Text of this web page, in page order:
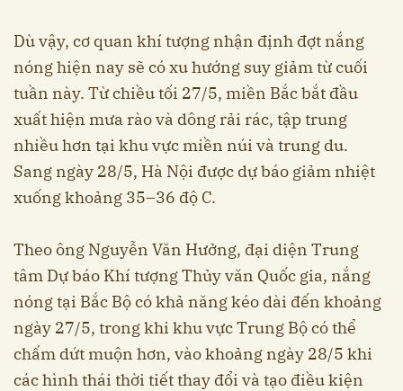
Dù vậy, cơ quan khí tượng nhận định đợt nắng
nóng hiện nay sẽ có xu hướng suy giảm từ cuối
tuần này. Từ chiều tối 27/5, miền Bắc bắt đầu
xuất hiện mưa rào và dông rải rác, tập trung
nhiều hơn tại khu vực miền núi và trung du.
Sang ngày 28/5, Hà Nội được dự báo giảm nhiệt
xuống khoảng 35–36 độ C.
Theo ông Nguyễn Văn Hưởng, đại diện Trung
tâm Dự báo Khí tượng Thủy văn Quốc gia, nắng
nóng tại Bắc Bộ có khả năng kéo dài đến khoảng
ngày 27/5, trong khi khu vực Trung Bộ có thể
chấm dứt muộn hơn, vào khoảng ngày 28/5 khi
các hình thái thời tiết thay đổi và tạo điều kiện